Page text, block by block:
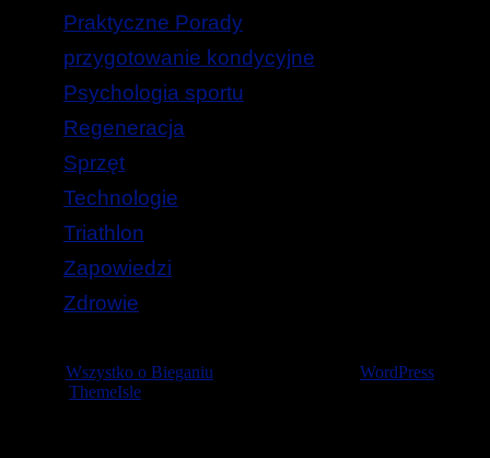
Praktyczne Porady
przygotowanie kondycyjne
Psychologia sportu
Regeneracja
Sprzęt
Technologie
Triathlon
Zapowiedzi
Zdrowie
Wszystko o Bieganiu
WordPress
ThemeIsle